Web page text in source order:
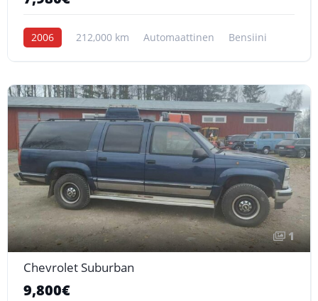
2006 212,000 km Automaattinen Bensiini
1
Chevrolet Suburban
9,800€